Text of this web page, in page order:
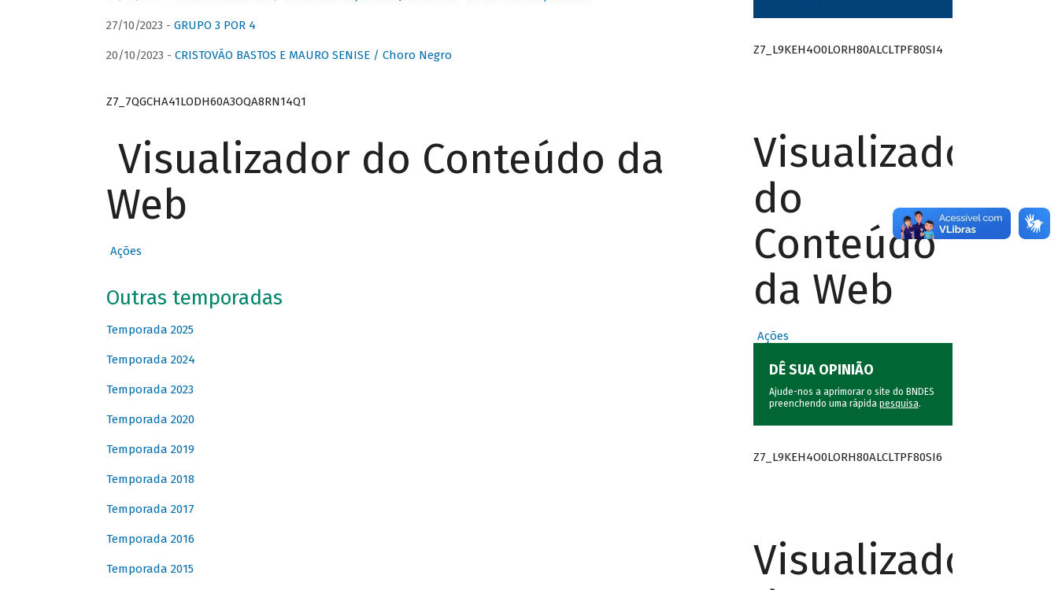
27/10/2023 - GRUPO 3 POR 4
20/10/2023 - CRISTOVÃO BASTOS E MAURO SENISE / Choro Negro
Z7_7QGCHA41LODH60A3OQA8RN14Q1
Visualizador do Conteúdo da
Web
Ações
Outras temporadas
Temporada 2025
Temporada 2024
Temporada 2023
Temporada 2020
Temporada 2019
Temporada 2018
Temporada 2017
Temporada 2016
Temporada 2015
Z7_L9KEH4O0LORH80ALCLTPF80SI4
Visualizador
do
Conteúdo
da Web
Ações
DÊ SUA OPINIÃO
Ajude-nos a aprimorar o site do BNDES
preenchendo uma rápida pesquisa.
Z7_L9KEH4O0LORH80ALCLTPF80SI6
Visualizador